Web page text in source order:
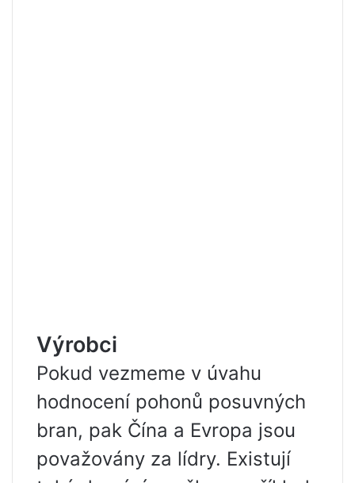
Výrobci
Pokud vezmeme v úvahu
hodnocení pohonů posuvných
bran, pak Čína a Evropa jsou
považovány za lídry. Existují